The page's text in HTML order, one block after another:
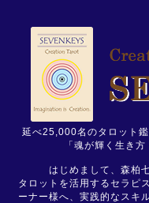
延べ25,000名のタロット
「魂が輝く生き
はじめまして、森柏
タロットを活用するセラピ
ーナー様へ、実践的なスキ